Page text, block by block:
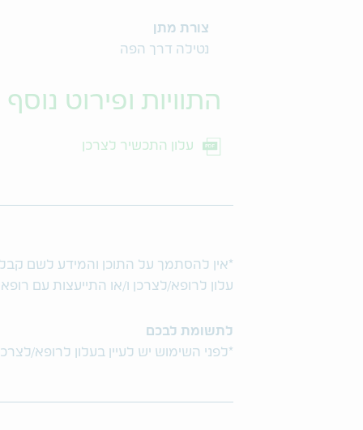
צורת מתן
נטילה דרך הפה
התוויות ופירוט נוסף
עלון התכשיר לצרכן
*אין להסתמך על התוכן והמידע לשם
עלון לרופא/לצרכן ו/או התייעצות עם
לתשומת לבכם
*לפני השימוש יש לעיין בעלון לרופא/